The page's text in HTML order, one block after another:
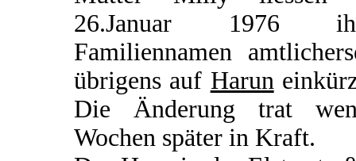
26.Januar 1976
Familiennamen
übrigens auf Harun
Die Änderung trat
Wochen später in Kraft.